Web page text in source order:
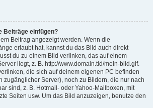
Beiträge einfügen?
Beitrag angezeigt werden. Wenn die
erlaubt hat, kannst du das Bild auch direkt
du zu einem Bild verlinken, das auf einem
liegt, z. B. http://www.domain.tld/mein-bild.gif.
die sich auf deinem eigenen PC befinden
zugänglicher Server), noch zu Bildern, die nur nach
sind, z. B. Hotmail- oder Yahoo-Mailboxen, mit
Seiten usw. Um das Bild anzuzeigen, benutze den